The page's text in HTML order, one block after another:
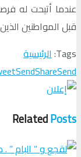
عندما أتيحت له
قبل المواطنين
Tags: الرئيسية
SendShareSend
RelatedPosts